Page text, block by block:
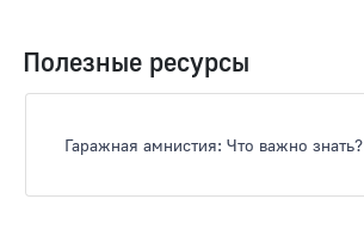
Полезные ресурсы
Гаражная амнистия: Что важно знать?